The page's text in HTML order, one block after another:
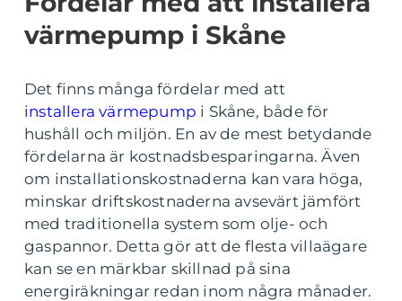
värmepump i Skåne
Det finns många fördelar med att
installera värmepump i Skåne, både för
hushåll och miljön. En av de mest betydande
fördelarna är kostnadsbesparingarna. Även
om installationskostnaderna kan vara höga,
minskar driftskostnaderna avsevärt jämfört
med traditionella system som olje- och
gaspannor. Detta gör att de flesta villaägare
kan se en märkbar skillnad på sina
energiräkningar redan inom några månader.